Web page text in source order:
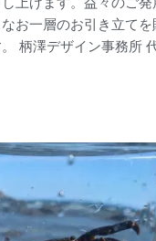
お一層のお引き立てを
柄澤デザイン事務所